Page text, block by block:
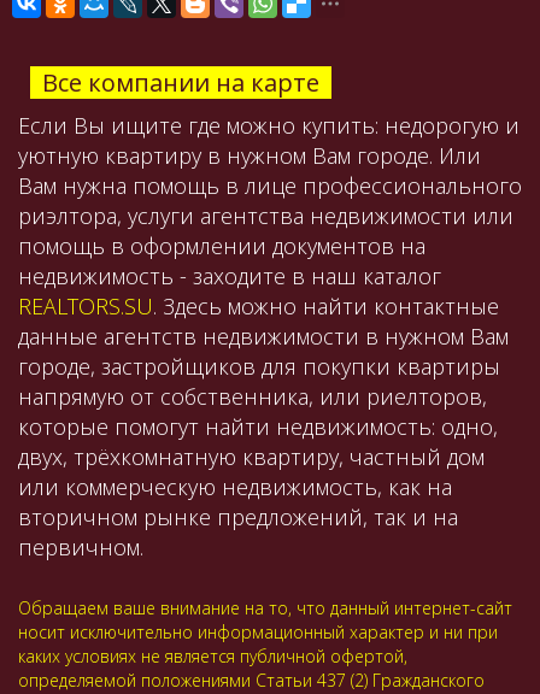
Все компании на карте
Если Вы ищите где можно купить: недорогую и
уютную квартиру в нужном Вам городе. Или
Вам нужна помощь в лице профессионального
риэлтора, услуги агентства недвижимости или
помощь в оформлении документов на
недвижимость - заходите в наш каталог
REALTORS.SU. Здесь можно найти контактные
данные агентств недвижимости в нужном Вам
городе, застройщиков для покупки квартиры
напрямую от собственника, или риелторов,
которые помогут найти недвижимость: одно,
двух, трёхкомнатную квартиру, частный дом
или коммерческую недвижимость, как на
вторичном рынке предложений, так и на
первичном.
Обращаем ваше внимание на то, что данный интернет-сайт
носит исключительно информационный характер и ни при
каких условиях не является публичной офертой,
определяемой положениями Статьи 437 (2) Гражданского